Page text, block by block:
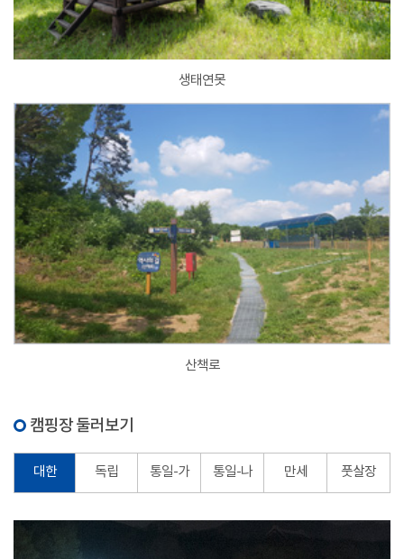
생태연못
산책로
캠핑장 둘러보기
대한 독립 통일-가 통일-나 만세 풋살장